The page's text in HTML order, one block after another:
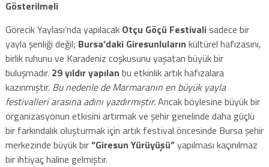
Gösterilmeli
Görecik Yaylası’nda yapılacak Otçu Göçü Festivalisadece bir
yayla şenliği değil; Bursa’daki Giresunluların kültürel hafızasını,
birlik ruhunu ve Karadeniz coşkusunu yaşatan büyük bir
buluşmadır. 29 yıldır yapılan bu etkinlik artık hafızalara
kazınmıştır. Bu nedenle de Marmaranın en büyük yayla
festivalleri arasına adını yazdırmıştır.Ancak böylesine büyük bir
organizasyonun etkisini artırmak ve şehir genelinde daha güçlü
bir farkındalık oluşturmak için artık festival öncesinde Bursa şehir
merkezinde büyük bir“Giresun Yürüyüşü”yapılması kaçınılmaz
bir ihtiyaç haline gelmiştir.